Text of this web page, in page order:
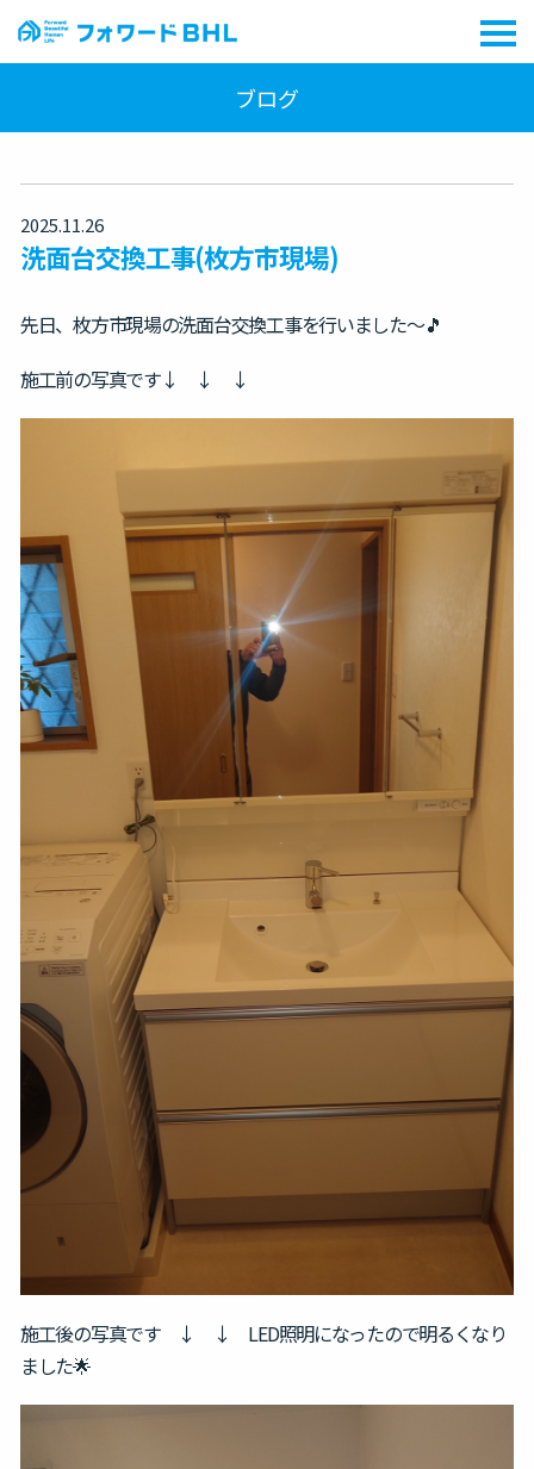
ブログ
2025.11.26
洗面台交換工事(枚方市現場)
先日、枚方市現場の洗面台交換工事を行いました～🎵
施工前の写真です↓ ↓ ↓
施工後の写真です ↓ ↓ LED照明になったので明るくなり
ました🌟